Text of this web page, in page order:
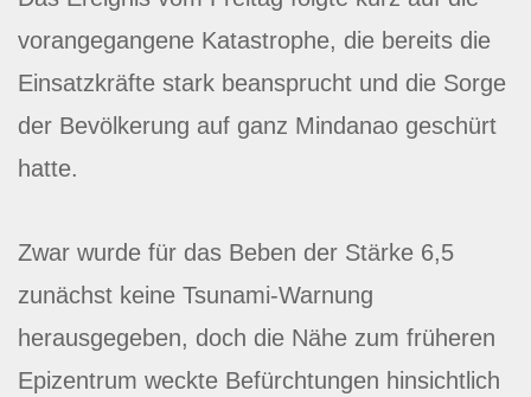
vorangegangene Katastrophe, die bereits die
Einsatzkräfte stark beansprucht und die Sorge
der Bevölkerung auf ganz Mindanao geschürt
hatte.
Zwar wurde für das Beben der Stärke 6,5
zunächst keine Tsunami-Warnung
herausgegeben, doch die Nähe zum früheren
Epizentrum weckte Befürchtungen hinsichtlich